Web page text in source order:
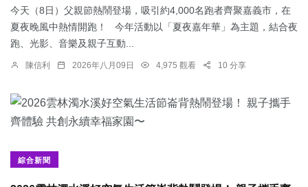
今天（8日）父親節熱鬧登場，吸引約4,000名跑者齊聚嘉義市，在
夏夜晚風中熱情開跑！ 今年活動以「夏夜嘉年華」為主題，結合夜
跑、光影、音樂及親子互動...
陳信利 2026年八月09日 4,975 觀看 10 分享
綜合新聞